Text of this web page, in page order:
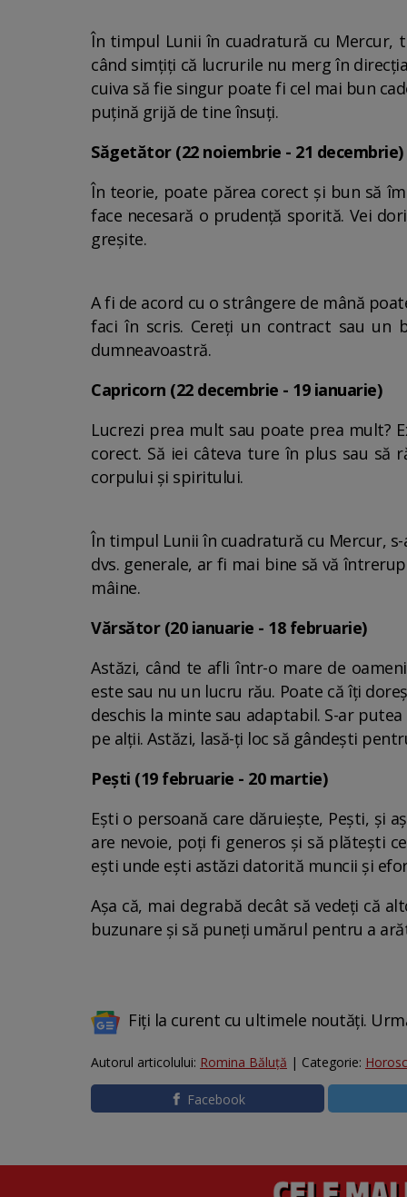
În timpul Lunii în cuadratură cu Mercur,
când simțiți că lucrurile nu merg în
cuiva să fie singur poate fi cel mai bun
puțină grijă de tine însuți.
Săgetător (22 noiembrie - 21 decembrie)
În teorie, poate părea corect și bun să
face necesară o prudență sporită. Vei
greșite.
A fi de acord cu o strângere de mână
faci în scris. Cereți un contract sau un
dumneavoastră.
Capricorn (22 decembrie - 19 ianuarie)
Lucrezi prea mult sau poate prea mult?
corect. Să iei câteva ture în plus sau
corpului și spiritului.
În timpul Lunii în cuadratură cu Mercur,
dvs. generale, ar fi mai bine să vă
mâine.
Vărsător (20 ianuarie - 18 februarie)
Astăzi, când te afli într-o mare de
este sau nu un lucru rău. Poate că îți
deschis la minte sau adaptabil. S-ar
pe alții. Astăzi, lasă-ți loc să gândești
Pești (19 februarie - 20 martie)
Ești o persoană care dăruiește, Pești, și
are nevoie, poți fi generos și să plătești
ești unde ești astăzi datorită muncii și
Așa că, mai degrabă decât să vedeți că
buzunare și să puneți umărul pentru a
Fiți la curent cu ultimele noutăți.
Autorul articolului: Romina Băluță | Categorie:
Facebook